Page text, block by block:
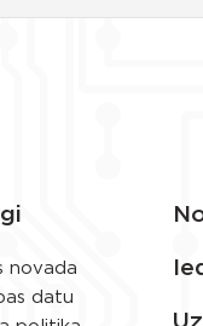
novada
datu